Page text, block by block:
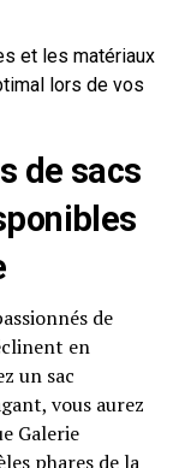
et les matériaux
lors de vos
de sacs
de
en
un sac
vous aurez
Galerie
phares de la